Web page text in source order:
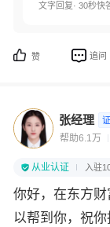
文字回复· 30秒快
赞 追问
张经理
帮助6.1万
从业认证 入驻
你好，在东方财
以帮到你，祝你